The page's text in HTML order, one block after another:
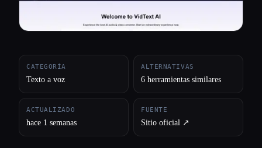
CATEGORÍA
Texto a voz
ALTERNATIVAS
6 herramientas similares
ACTUALIZADO
hace 1 semanas
FUENTE
Sitio oficial ↗︎